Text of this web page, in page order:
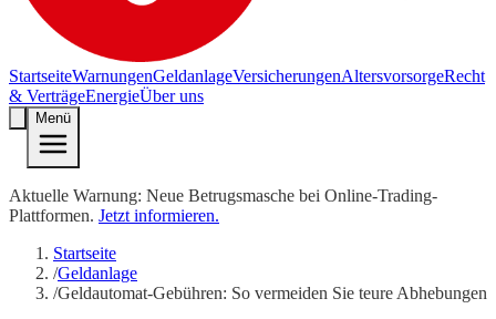
StartseiteWarnungenGeldanlageVersicherungenAltersvorsorgeRecht
& VerträgeEnergieÜber uns
Menü
Aktuelle Warnung: Neue Betrugsmasche bei Online-Trading-
Plattformen. Jetzt informieren.
Startseite
/Geldanlage
/Geldautomat-Gebühren: So vermeiden Sie teure Abhebungen